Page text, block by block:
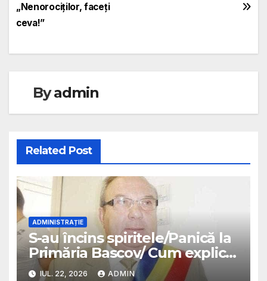
„Nenorociților, faceți
ceva!”
Byadmin
Related Post
ADMINISTRAȚIE
S-au încins spiritele/Panică la
Primăria Bascov/ Cum explică
primarul investiția într-un
IUL. 22, 2026 ADMIN